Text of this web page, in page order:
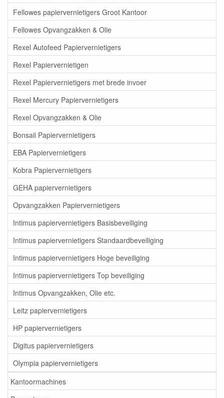
Fellowes papiervernietigers Groot Kantoor
Fellowes Opvangzakken & Olie
Rexel Autofeed Papiervernietigers
Rexel Papiervernietigen
Rexel Papiervernietigers met brede invoer
Rexel Mercury Papiervernietigers
Rexel Opvangzakken & Olie
Bonsaii Papiervernietigers
EBA Papiervernietigers
Kobra Papiervernietigers
GEHA papiervernietigers
Opvangzakken Papiervernietigers
Intimus papiervernietigers Basisbeveiliging
Intimus papiervernietigers Standaardbeveiliging
Intimus papiervernietigers Hoge beveiliging
Intimus papiervernietigers Top beveiliging
Intimus Opvangzakken, Olie etc.
Leitz papiervernietigers
HP papiervernietigers
Digitus papiervernietigers
Olympia papiervernietigers
Kantoormachines